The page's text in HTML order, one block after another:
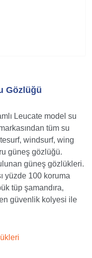
Gözlüğü
Leucate model su
tüm su
windsurf, wing
güneş gözlüğü.
güneş gözlükleri.
yüzde 100 koruma
tüp şamandıra,
güvenlik kolyesi ile